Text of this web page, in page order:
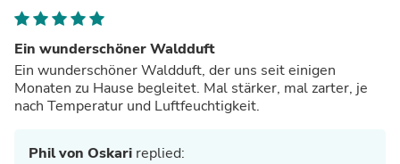
Ein wunderschöner Waldduft
Ein wunderschöner Waldduft, der uns seit einigen
Monaten zu Hause begleitet. Mal stärker, mal zarter, je
nach Temperatur und Luftfeuchtigkeit.
Phil von Oskari replied: